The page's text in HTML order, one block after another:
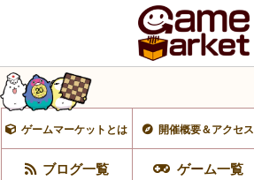
ゲームマーケットとは 開催概要＆アクセス
ブログ一覧 ゲーム一覧